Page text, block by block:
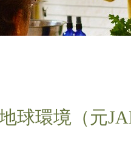
球環境（元